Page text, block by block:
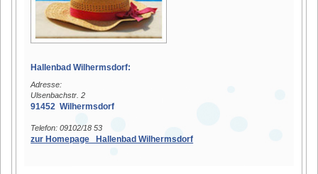
Hallenbad Wilhermsdorf:
Adresse:
Ulsenbachstr. 2
91452 Wilhermsdorf
Telefon: 09102/18 53
zur Homepage Hallenbad Wilhermsdorf